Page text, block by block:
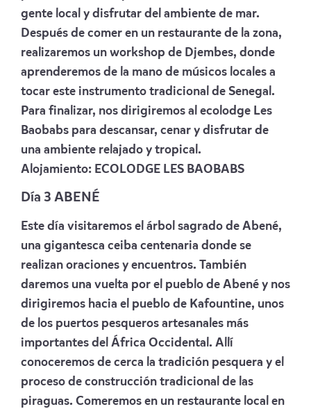
gente local y disfrutar del ambiente de mar.
Después de comer en un restaurante de la zona,
realizaremos un workshop de Djembes, donde
aprenderemos de la mano de músicos locales a
tocar este instrumento tradicional de Senegal.
Para finalizar, nos dirigiremos al ecolodge Les
Baobabs para descansar, cenar y disfrutar de
una ambiente relajado y tropical.
Alojamiento: ECOLODGE LES BAOBABS
Día 3 ABENÉ
Este día visitaremos el árbol sagrado de Abené,
una gigantesca ceiba centenaria donde se
realizan oraciones y encuentros. También
daremos una vuelta por el pueblo de Abené y nos
dirigiremos hacia el pueblo de Kafountine, unos
de los puertos pesqueros artesanales más
importantes del África Occidental. Allí
conoceremos de cerca la tradición pesquera y el
proceso de construcción tradicional de las
piraguas. Comeremos en un restaurante local en